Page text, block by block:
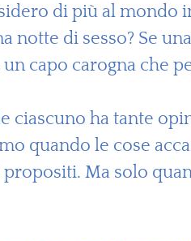
di più al mondo
notte di sesso? Se
capo carogna che
ciascuno ha tante
quando le cose
Ma solo